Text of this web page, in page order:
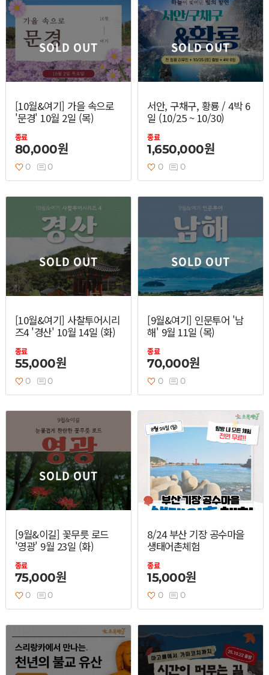
SOLD OUT
[10월&여기] 가을 속으로
'문경' 10월 2일 (목)
종료
80,000원
0 0
SOLD OUT
서안, 구채구, 황룡 / 4박 6
일 (10/25 ~ 10/30)
종료
1,650,000원
0 0
SOLD OUT
[10월&여기] 사찰투어시리
즈4 '경산' 10월 14일 (화)
종료
55,000원
0 0
SOLD OUT
[9월&여기] 인문투어 '남
해' 9월 11일 (목)
종료
70,000원
0 0
SOLD OUT
[9월&이길] 꽃무릇 로드
'영광' 9월 23일 (화)
종료
75,000원
0 0
8/24 부산 기장 공수마을
생태어촌체험
종료
15,000원
0 0